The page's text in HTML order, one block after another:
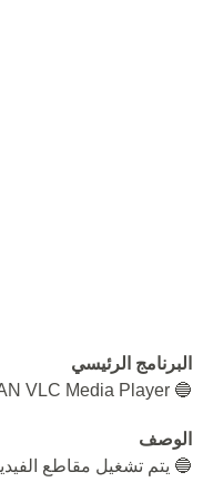
البرنامج الرئيسي
🔵 VideoLAN VLC Media Player
الوصف
🔵 يتم تشغيل مقاطع